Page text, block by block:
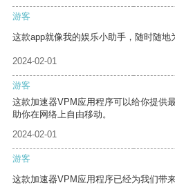
游客
这款app就像我的娱乐小助手，随时随地
2024-02-01
游客
这款加速器VPM应用程序可以给你提供
助你在网络上自由移动。
2024-02-01
游客
这款加速器VPM应用程序已经为我们带